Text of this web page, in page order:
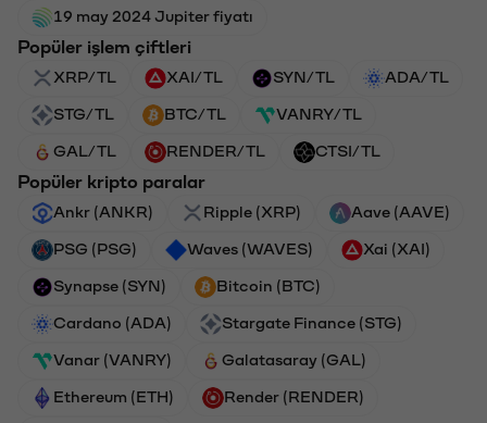
19 may 2024 Jupiter fiyatı
Popüler işlem çiftleri
XRP/TL XAI/TL SYN/TL ADA/TL
STG/TL BTC/TL VANRY/TL
GAL/TL RENDER/TL CTSI/TL
Popüler kripto paralar
Ankr (ANKR) Ripple (XRP) Aave (AAVE)
PSG (PSG) Waves (WAVES) Xai (XAI)
Synapse (SYN) Bitcoin (BTC)
Cardano (ADA) Stargate Finance (STG)
Vanar (VANRY) Galatasaray (GAL)
Ethereum (ETH) Render (RENDER)